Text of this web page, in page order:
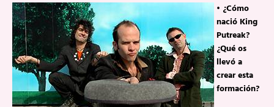
• ¿Cómo
nació King
Putreak?
¿Qué os
llevó a
crear esta
formación?